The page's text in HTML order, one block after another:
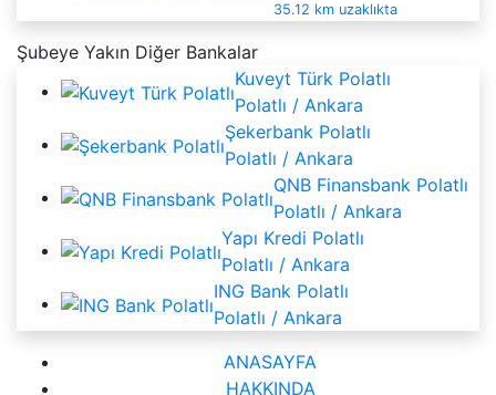
35.12 km uzaklıkta
Şubeye Yakın Diğer Bankalar
Kuveyt Türk Polatlı
Polatlı / Ankara
Şekerbank Polatlı
Polatlı / Ankara
QNB Finansbank Polatlı
Polatlı / Ankara
Yapı Kredi Polatlı
Polatlı / Ankara
ING Bank Polatlı
Polatlı / Ankara
ANASAYFA
HAKKINDA